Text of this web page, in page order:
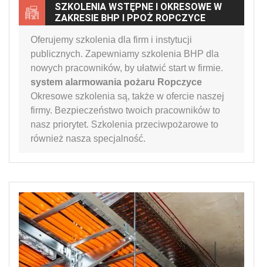
SZKOLENIA WSTĘPNE I OKRESOWE W
ZAKRESIE BHP I PPOŻ ROPCZYCE
Oferujemy szkolenia dla firm i instytucji
publicznych. Zapewniamy szkolenia BHP dla
nowych pracowników, by ułatwić start w firmie.
system alarmowania pożaru Ropczyce
Okresowe szkolenia są, także w ofercie naszej
firmy. Bezpieczeństwo twoich pracowników to
nasz priorytet. Szkolenia przeciwpożarowe to
również nasza specjalność.